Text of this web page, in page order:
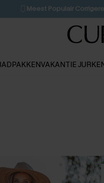
🩱 Meest Populair
💌Abonneer je &
Koop 3, krijg 15% korting
VAKANTIE